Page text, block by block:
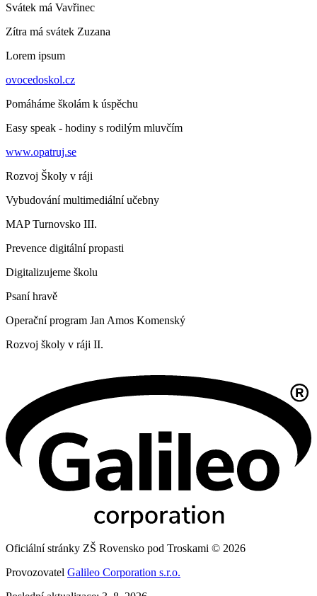
Svátek má Vavřinec
Zítra má svátek Zuzana
Lorem ipsum
ovocedoskol.cz
Pomáháme školám k úspěchu
Easy speak - hodiny s rodilým mluvčím
www.opatruj.se
Rozvoj Školy v ráji
Vybudování multimediální učebny
MAP Turnovsko III.
Prevence digitální propasti
Digitalizujeme školu
Psaní hravě
Operační program Jan Amos Komenský
Rozvoj školy v ráji II.
Oficiální stránky ZŠ Rovensko pod Troskami © 2026
Provozovatel Galileo Corporation s.r.o.